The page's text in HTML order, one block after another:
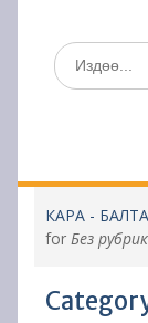
Search
for:
КАРА -
for Без